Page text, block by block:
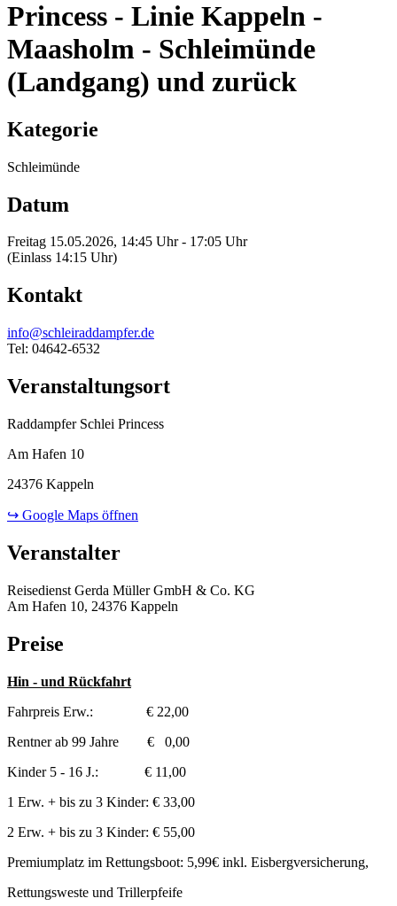
Princess - Linie Kappeln -
Maasholm - Schleimünde
(Landgang) und zurück
Kategorie
Schleimünde
Datum
Freitag 15.05.2026, 14:45 Uhr - 17:05 Uhr
(Einlass 14:15 Uhr)
Kontakt
info@schleiraddampfer.de
Tel: 04642-6532
Veranstaltungsort
Raddampfer Schlei Princess
Am Hafen 10
24376 Kappeln
↪ Google Maps öffnen
Veranstalter
Reisedienst Gerda Müller GmbH & Co. KG
Am Hafen 10, 24376 Kappeln
Preise
Hin - und Rückfahrt
Fahrpreis Erw.: € 22,00
Rentner ab 99 Jahre € 0,00
Kinder 5 - 16 J.: € 11,00
1 Erw. + bis zu 3 Kinder: € 33,00
2 Erw. + bis zu 3 Kinder: € 55,00
Premiumplatz im Rettungsboot: 5,99€ inkl. Eisbergversicherung,
Rettungsweste und Trillerpfeife